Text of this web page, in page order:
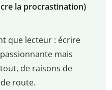
la procrastination)
que lecteur : écrire
mais
de raisons de
route.